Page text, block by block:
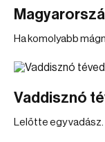
Ha komolyabb
Vaddisznó
Lelőtte egy vadász.